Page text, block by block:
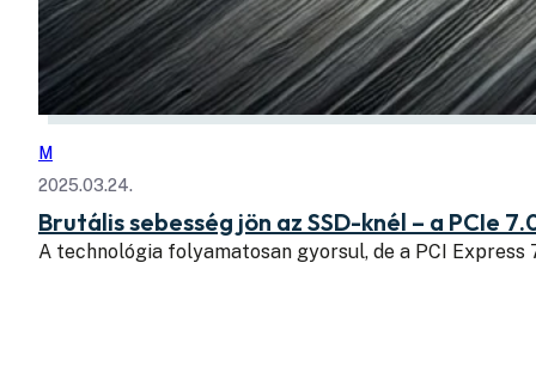
M
2025.03.24.
Brutális sebesség jön az SSD-knél – a PCIe
A technológia folyamatosan gyorsul, de a PCI Express